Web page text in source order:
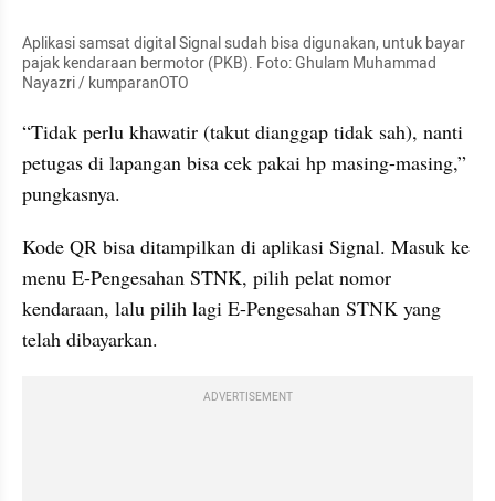
Aplikasi samsat digital Signal sudah bisa digunakan, untuk bayar
pajak kendaraan bermotor (PKB). Foto: Ghulam Muhammad
Nayazri / kumparanOTO
“Tidak perlu khawatir (takut dianggap tidak sah), nanti
petugas di lapangan bisa cek pakai hp masing-masing,”
pungkasnya.
Kode QR bisa ditampilkan di aplikasi Signal. Masuk ke
menu E-Pengesahan STNK, pilih pelat nomor
kendaraan, lalu pilih lagi E-Pengesahan STNK yang
telah dibayarkan.
ADVERTISEMENT